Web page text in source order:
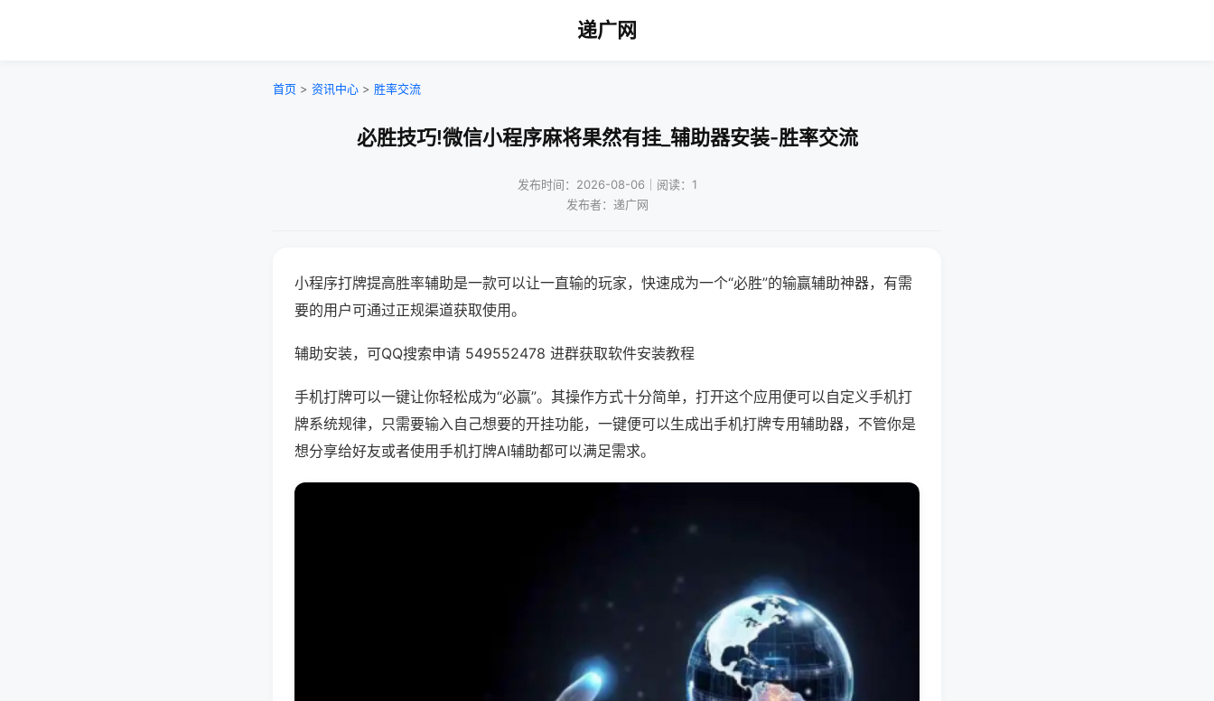
递广网
首页 > 资讯中心 > 胜率交流
必胜技巧!微信小程序麻将果然有挂_辅助器安装-胜率交流
发布时间：2026-08-06｜阅读：1
发布者：递广网
小程序打牌提高胜率辅助是一款可以让一直输的玩家，快速成为一个“必胜”的输赢辅助神器，有需
要的用户可通过正规渠道获取使用。
辅助安装，可QQ搜索申请 549552478 进群获取软件安装教程
手机打牌可以一键让你轻松成为“必赢”。其操作方式十分简单，打开这个应用便可以自定义手机打
牌系统规律，只需要输入自己想要的开挂功能，一键便可以生成出手机打牌专用辅助器，不管你是
想分享给好友或者使用手机打牌AI辅助都可以满足需求。